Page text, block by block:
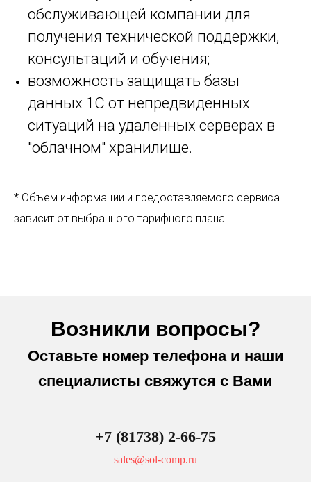
обслуживающей компании для
получения технической поддержки,
консультаций и обучения;
возможность защищать базы
данных 1С от непредвиденных
ситуаций на удаленных серверах в
"облачном" хранилище.
* Объем информации и предоставляемого сервиса
зависит от выбранного тарифного плана.
Возникли вопросы?
Оставьте номер телефона и наши
специалисты свяжутся с Вами
+7 (81738) 2-66-75
sales@sol-comp.ru